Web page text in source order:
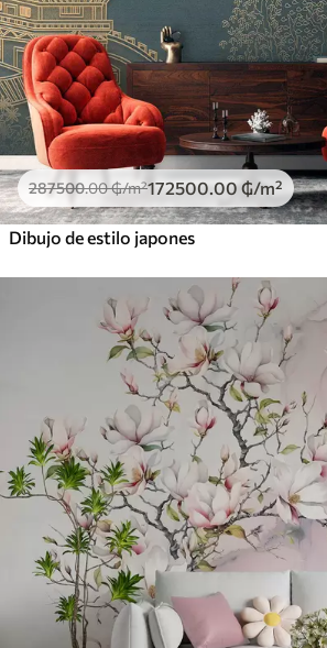
287500.00₲/m²172500.00 ₲/m²
Dibujo de estilo japones